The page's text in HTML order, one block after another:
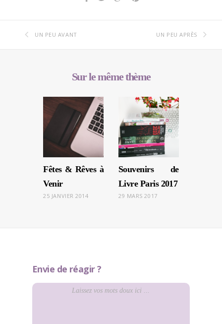
UN PEU AVANT UN PEU APRÈS
Sur le même thème
Fêtes & Rêves à
Venir
25 JANVIER 2014
Souvenirs de
Livre Paris 2017
29 MARS 2017
Envie de réagir ?